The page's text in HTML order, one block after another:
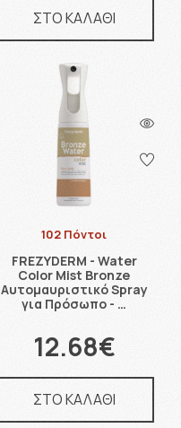
ΣΤΟ ΚΑΛΑΘΙ
102 Πόντοι
FREZYDERM - Water
Color Mist Bronze
Αυτομαυριστικό Spray
για Πρόσωπο - …
12.68€
ΣΤΟ ΚΑΛΑΘΙ